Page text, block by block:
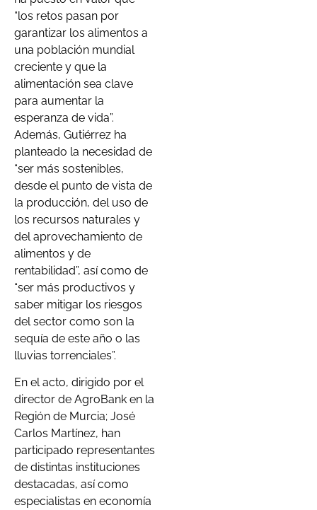
“los retos pasan por
garantizar los alimentos a
una población mundial
creciente y que la
alimentación sea clave
para aumentar la
esperanza de vida”.
Además, Gutiérrez ha
planteado la necesidad de
“ser más sostenibles,
desde el punto de vista de
la producción, del uso de
los recursos naturales y
del aprovechamiento de
alimentos y de
rentabilidad”, así como de
“ser más productivos y
saber mitigar los riesgos
del sector como son la
sequía de este año o las
lluvias torrenciales”.
En el acto, dirigido por el
director de AgroBank en la
Región de Murcia; José
Carlos Martínez, han
participado representantes
de distintas instituciones
destacadas, así como
especialistas en economía